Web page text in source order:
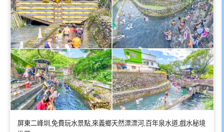
屏東二峰圳,免費玩水景點,來義鄉天然漂漂河,百年泉水道,戲水秘境